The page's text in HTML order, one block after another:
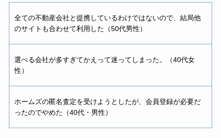
全ての不動産会社と提携しているわけではないので、結局他
のサイトも合わせて利用した（50代男性）
選べる会社が多すぎてかえって迷ってしまった。（40代女
性）
ホームズの匿名査定を受けようとしたが、会員登録が必要だ
ったのでやめた（40代・男性）